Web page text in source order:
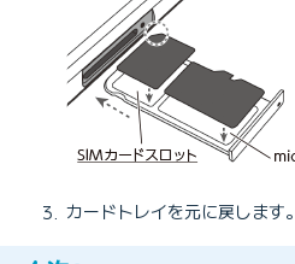
カードトレイを元に戻します。